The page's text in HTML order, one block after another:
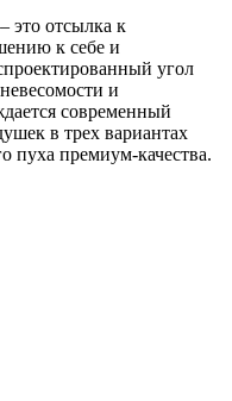
это отсылка к
к себе и
угол
и
современный
в трех вариантах
пуха премиум-качества.